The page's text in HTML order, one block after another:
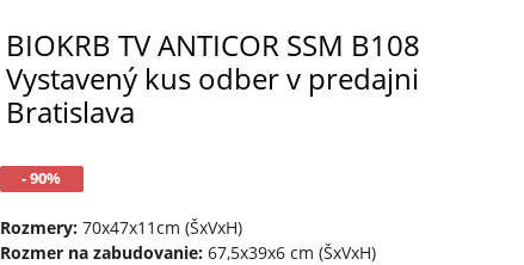
BIOKRB TV ANTICOR SSM B108
Vystavený kus odber v predajni
Bratislava
- 90%
Rozmery:70x47x11cm (ŠxVxH)
Rozmer na zabudovanie: 67,5x39x6 cm (ŠxVxH)